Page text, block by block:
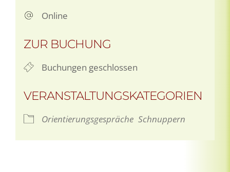
Online
ZUR BUCHUNG
Buchungen geschlossen
VERANSTALTUNGSKATEGORIEN
Orientierungsgespräche Schnuppern